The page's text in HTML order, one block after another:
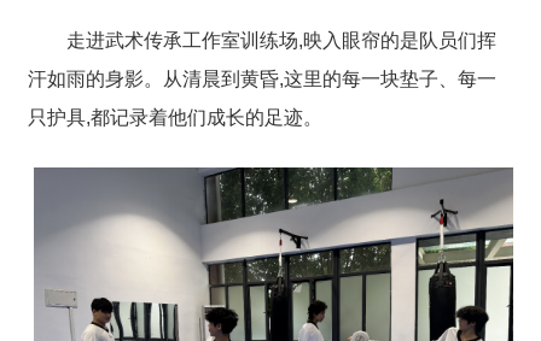
走进武术传承工作室训练场,映入眼帘的是队员们挥
汗如雨的身影。从清晨到黄昏,这里的每一块垫子、每一
只护具,都记录着他们成长的足迹。